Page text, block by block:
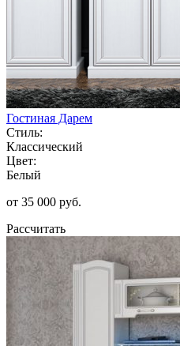
Гостиная Дарем
Стиль:
Классический
Цвет:
Белый
от 35 000 руб.
Рассчитать